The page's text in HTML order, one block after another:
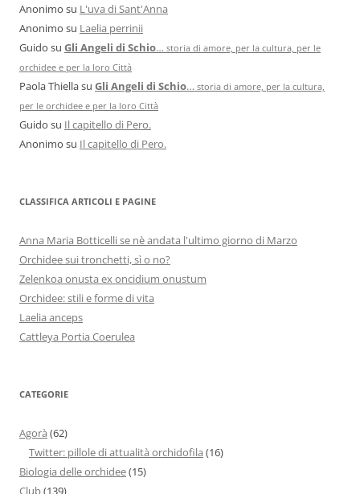
Anonimo su L'uva di Sant'Anna
Anonimo su Laelia perrinii
Guido su Gli Angeli di Schio… storia di amore, per la cultura, per le
orchidee e per la loro Città
Paola Thiellasu Gli Angeli di Schio… storia di amore, per la cultura,
per le orchidee e per la loro Città
Guido su Il capitello di Pero.
Anonimo su Il capitello di Pero.
CLASSIFICA ARTICOLI E PAGINE
Anna Maria Botticelli se nè andata l'ultimo giorno di Marzo
Orchidee sui tronchetti, sì o no?
Zelenkoa onusta ex oncidium onustum
Orchidee: stili e forme di vita
Laelia anceps
Cattleya Portia Coerulea
CATEGORIE
Agorà (62)
Twitter: pillole di attualità orchidofila (16)
Biologia delle orchidee(15)
Club(139)